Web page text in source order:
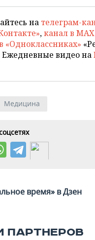
на телеграм-
,канал в MAX
«Одноклассниках»
Ежедневные видео на
Медицина
время» в Дзен
ПАРТНЕРОВ